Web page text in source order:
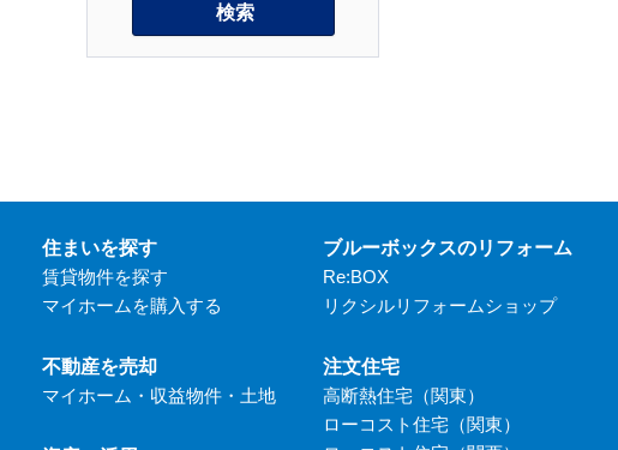
検索
住まいを探す
賃貸物件を探す
マイホームを購入する
不動産を売却
マイホーム・収益物件・土地
ブルーボックスのリフォーム
Re:BOX
リクシルリフォームショップ
注文住宅
高断熱住宅（関東）
ローコスト住宅（関東）